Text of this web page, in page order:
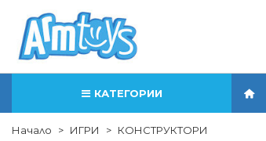
КАТЕГОРИИ
Начало > ИГРИ > КОНСТРУКТОРИ